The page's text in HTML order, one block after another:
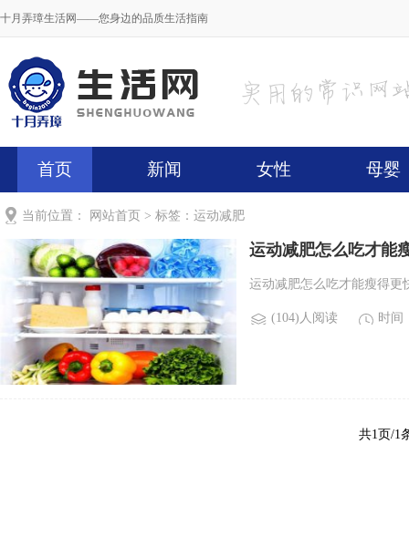
十月弄璋生活网——您身边的品质生活指南
首页 新闻 女性 母婴
当前位置： 网站首页 > 标签：运动减肥
运动减肥怎么吃才能
运动减肥怎么吃才能瘦得更
(104)人阅读 时间
共1页/1